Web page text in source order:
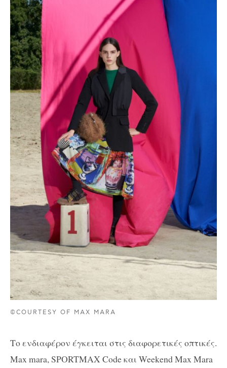
©COURTESY OF MAX MARA
Το ενδιαφέρον έγκειται στις διαφορετικές οπτικές.
Max mara, SPORTMAX Code και Weekend Max Mara